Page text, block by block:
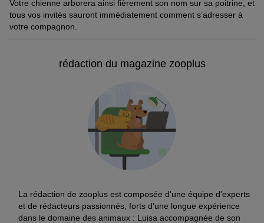
Votre chienne arborera ainsi fièrement son nom sur sa poitrine, et
tous vos invités sauront immédiatement comment s’adresser à
votre compagnon.
rédaction du magazine zooplus
La rédaction de zooplus est composée d'une équipe d'experts
et de rédacteurs passionnés, forts d'une longue expérience
dans le domaine des animaux : Luisa accompagnée de son